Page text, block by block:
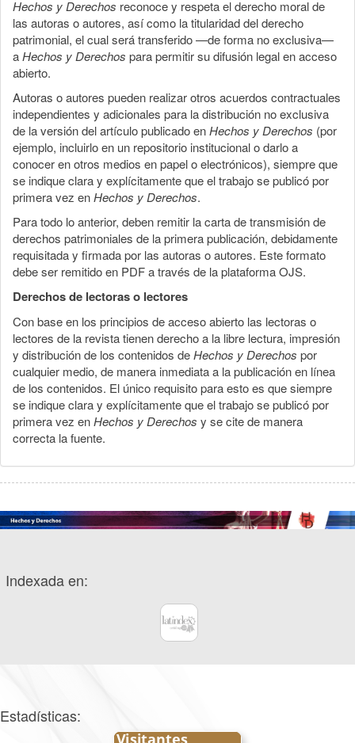
Hechos y Derechos reconoce y respeta el derecho moral de
las autoras o autores, así como la titularidad del derecho
patrimonial, el cual será transferido —de forma no exclusiva—
aHechos y Derechos para permitir su difusión legal en acceso
abierto.
Autoras o autores pueden realizar otros acuerdos contractuales
independientes y adicionales para la distribución no exclusiva
de la versión del artículo publicado enHechos y Derechos (por
ejemplo, incluirlo en un repositorio institucional o darlo a
conocer en otros medios en papel o electrónicos), siempre que
se indique clara y explícitamente que el trabajo se publicó por
primera vez enHechos y Derechos.
Para todo lo anterior, deben remitir la carta de transmisión de
derechos patrimoniales de la primera publicación, debidamente
requisitada y firmada por las autoras o autores. Este formato
debe ser remitido en PDF a través de la plataforma OJS.
Derechos de lectoras o lectores
Con base en los principios de acceso abierto las lectoras o
lectores de la revista tienen derecho a la libre lectura, impresión
y distribución de los contenidos deHechos y Derechos por
cualquier medio, de manera inmediata a la publicación en línea
de los contenidos. El único requisito para esto es que siempre
se indique clara y explícitamente que el trabajo se publicó por
primera vez enHechos y Derechos y se cite de manera
correcta la fuente.
Indexada en:
Estadísticas: